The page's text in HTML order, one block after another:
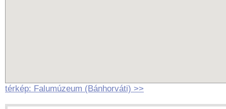
térkép: Falumúzeum (Bánhorváti) >>